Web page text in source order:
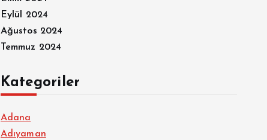
Eylül 2024
Ağustos 2024
Temmuz 2024
Kategoriler
Adana
Adıyaman